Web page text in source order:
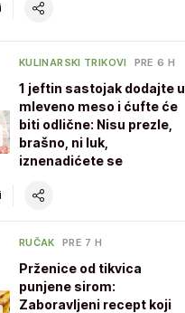
KULINARSKI TRIKOVI PRE 6 H
1 jeftin sastojak dodajte u
mleveno meso i ćufte će
biti odlične: Nisu prezle,
brašno, ni luk,
iznenadićete se
RUČAK PRE 7 H
Prženice od tikvica
punjene sirom:
Zaboravljeni recept koji